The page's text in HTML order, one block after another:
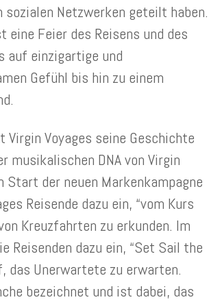
Netzwerken geteilt haben.
Feier des Reisens und des
auf einzigartige und
Gefühl bis hin zu einem
Voyages seine Geschichte
musikalischen DNA von Virgin
der neuen Markenkampagne
Reisende dazu ein, “vom Kurs
Kreuzfahrten zu erkunden. Im
Reisenden dazu ein, “Set Sail the
das Unerwartete zu erwarten.
bezeichnet und ist dabei, das